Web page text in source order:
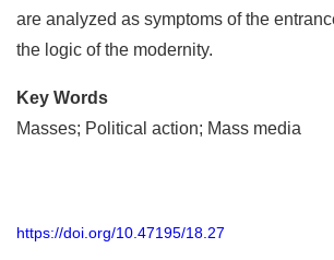
are analyzed as symptoms of the
the logic of the modernity.
Key Words
Masses; Political action; Mass media
https://doi.org/10.47195/18.27